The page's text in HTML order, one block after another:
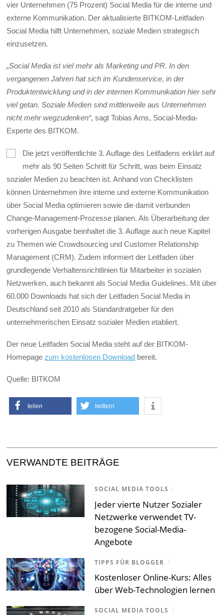
vier Unternehmen (75 Prozent) Social Media für die interne und
externe Kommunikation. Der aktualisierte BITKOM-Leitfaden
Social Media hilft Unternehmen, soziale Medien strategisch
einzusetzen.
„Social Media ist viel mehr als Marketing und PR. In den
vergangenen Jahren hat sich im Kundenservice, in der
Produktentwicklung und in der internen Kommunikation hier sehr
viel getan. Soziale Medien sind mittlerweile aus Unternehmen
nicht mehr wegzudenken“, sagt Tobias Arns, Social-Media-
Experte des BITKOM.
Die jetzt veröffentlichte 3. Auflage des Leitfadens erklärt auf
mehr als 90 Seiten Schritt für Schritt, was beim Einsatz
sozialer Medien zu beachten ist. Anhand von Checklisten
können Unternehmen ihre interne und externe Kommunikation
über Social Media optimieren sowie die damit verbunden
Change-Management-Prozesse planen. Als Überarbeitung der
vorherigen Ausgabe beinhaltet die 3. Auflage auch neue Kapitel
zu Themen wie Crowdsourcing und Customer Relationship
Management (CRM). Zudem informiert der Leitfaden über
grundlegende Verhaltensrichtlinien für Mitarbeiter in sozialen
Netzwerken, auch bekannt als Social Media Guidelines. Mit über
60.000 Downloads hat sich der Leitfaden Social Media in
Deutschland seit 2010 als Standardratgeber für den
unternehmerischen Einsatz sozialer Medien etabliert.
Der neue Leitfaden Social Media steht auf der BITKOM-
Homepagezum kostenlosen Download bereit.
Quelle: BITKOM
teilen twittern
VERWANDTE BEITRÄGE
SOCIAL MEDIA TOOLS /
Jeder vierte Nutzer Sozialer
Netzwerke verwendet TV-
bezogene Social-Media-
Angebote
TIPPS FÜR BLOGGER /
Kostenloser Online-Kurs: Alles
über Web-Technologien lernen
SOCIAL MEDIA TOOLS /